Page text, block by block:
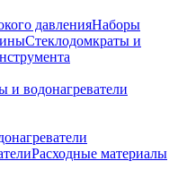
давленияНаборы
Стеклодомкраты и
Расходные материалы